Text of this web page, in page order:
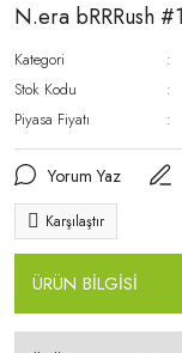
N.era bRRRush
Kategori
Stok Kodu
Piyasa Fiyatı
Yorum Yaz
Karşılaştır
ÜRÜN BİLGİSİ